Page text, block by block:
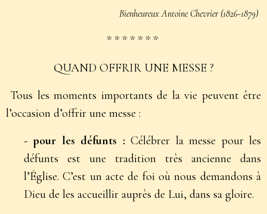
Bienheureux Antoine Chevrier (1826-1879)
* * * * * * *
QUAND OFFRIR UNE MESSE ?
Tous les moments importants de la vie peuvent être
l’occasion d’offrir une messe :
- pour les défunts :Célébrer la messe pour les
défunts est une tradition très ancienne dans
l’Église. C’est un acte de foi où nous demandons à
Dieu de les accueillir auprès de Lui, dans sa gloire.